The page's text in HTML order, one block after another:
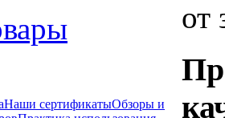
Наши сертификатыОбзоры и
от